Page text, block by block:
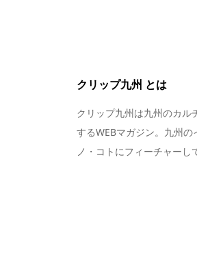
クリップ九州 とは
クリップ九州は九州のカル
するWEBマガジン。九州の
ノ・コトにフィーチャーし